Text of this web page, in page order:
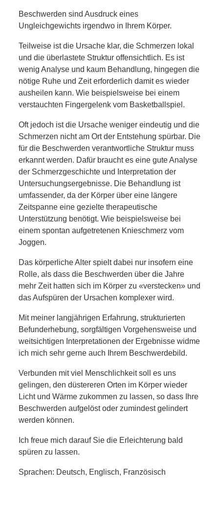
Beschwerden sind Ausdruck eines
Ungleichgewichts irgendwo in Ihrem Körper.
Teilweise ist die Ursache klar, die Schmerzen lokal
und die überlastete Struktur offensichtlich. Es ist
wenig Analyse und kaum Behandlung, hingegen die
nötige Ruhe und Zeit erforderlich damit es wieder
ausheilen kann. Wie beispielsweise bei einem
verstauchten Fingergelenk vom Basketballspiel.
Oft jedoch ist die Ursache weniger eindeutig und die
Schmerzen nicht am Ort der Entstehung spürbar. Die
für die Beschwerden verantwortliche Struktur muss
erkannt werden. Dafür braucht es eine gute Analyse
der Schmerzgeschichte und Interpretation der
Untersuchungsergebnisse. Die Behandlung ist
umfassender, da der Körper über eine längere
Zeitspanne eine gezielte therapeutische
Unterstützung benötigt. Wie beispielsweise bei
einem spontan aufgetretenen Knieschmerz vom
Joggen.
Das körperliche Alter spielt dabei nur insofern eine
Rolle, als dass die Beschwerden über die Jahre
mehr Zeit hatten sich im Körper zu «verstecken» und
das Aufspüren der Ursachen komplexer wird.
Mit meiner langjährigen Erfahrung, strukturierten
Befunderhebung, sorgfältigen Vorgehensweise und
weitsichtigen Interpretationen der Ergebnisse widme
ich mich sehr gerne auch Ihrem Beschwerdebild.
Verbunden mit viel Menschlichkeit soll es uns
gelingen, den düstereren Orten im Körper wieder
Licht und Wärme zukommen zu lassen, so dass Ihre
Beschwerden aufgelöst oder zumindest gelindert
werden können.
Ich freue mich darauf Sie die Erleichterung bald
spüren zu lassen.
Sprachen: Deutsch, Englisch, Französisch